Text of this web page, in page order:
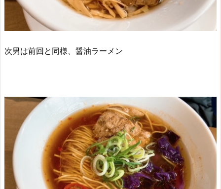
次男は前回と同様、醤油ラーメン